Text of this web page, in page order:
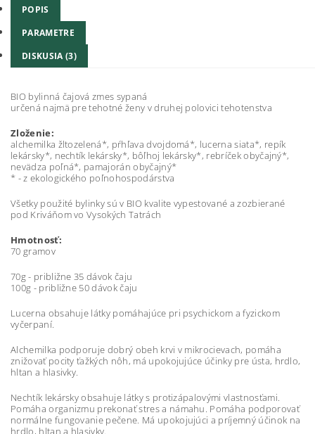
POPIS
PARAMETRE
DISKUSIA (3)
BIO bylinná čajová zmes sypaná
určená najmä pre tehotné ženy v druhej polovici tehotenstva
Zloženie:
alchemilka žltozelená*, pŕhľava dvojdomá*, lucerna siata*, repík
lekársky*, nechtík lekársky*, bôľhoj lekársky*, rebríček obyčajný*,
nevädza poľná*, pamajorán obyčajný*
* - z ekologického poľnohospodárstva
Všetky použité bylinky sú v BIO kvalite vypestované a zozbierané
pod Kriváňom vo Vysokých Tatrách
Hmotnosť:
70 gramov
70g - približne 35 dávok čaju
100g - približne 50 dávok čaju
Lucerna obsahuje látky pomáhajúce pri psychickom a fyzickom
vyčerpaní.
Alchemilka podporuje dobrý obeh krvi v mikrocievach, pomáha
znižovať pocity ťažkých nôh, má upokojujúce účinky pre ústa, hrdlo,
hltan a hlasivky.
Nechtík lekársky obsahuje látky s protizápalovými vlastnosťami.
Pomáha organizmu prekonať stres a námahu. Pomáha podporovať
normálne fungovanie pečene. Má upokojujúci a príjemný účinok na
hrdlo, hltan a hlasivky.